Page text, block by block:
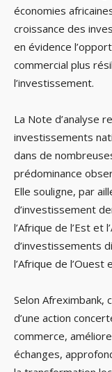
économies
croissance des
en évidence
commercial plus
l’investissement.
La Note d’analyse
investissements
dans de
prédominance
Elle souligne, par
d’investissement
l’Afrique de l’Est et
d’investissements
l’Afrique de l’Ouest
Selon Afreximbank,
d’une action
commerce,
échanges,